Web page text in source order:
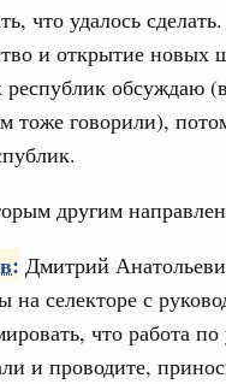
что удалось
и открытие новых
республик обсуждаю
тоже говорили),
другим
Дмитрий
на селекторе с
что работа
и проводите,
200
для
Кравцов и
открытий»
союз.